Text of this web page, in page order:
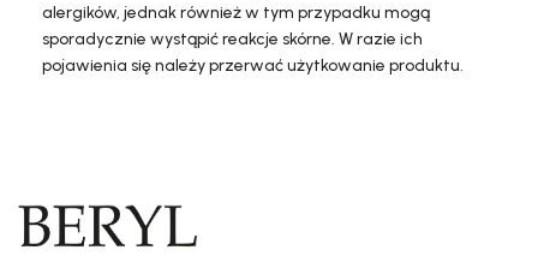
alergików, jednak również w tym przypadku mogą
sporadycznie wystąpić reakcje skórne. W razie ich
pojawienia się należy przerwać użytkowanie produktu.